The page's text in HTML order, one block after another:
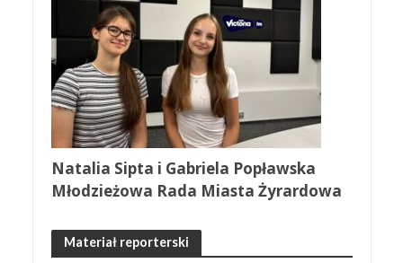
Natalia Sipta i Gabriela Popławska
Młodzieżowa Rada Miasta Żyrardowa
Materiał reporterski